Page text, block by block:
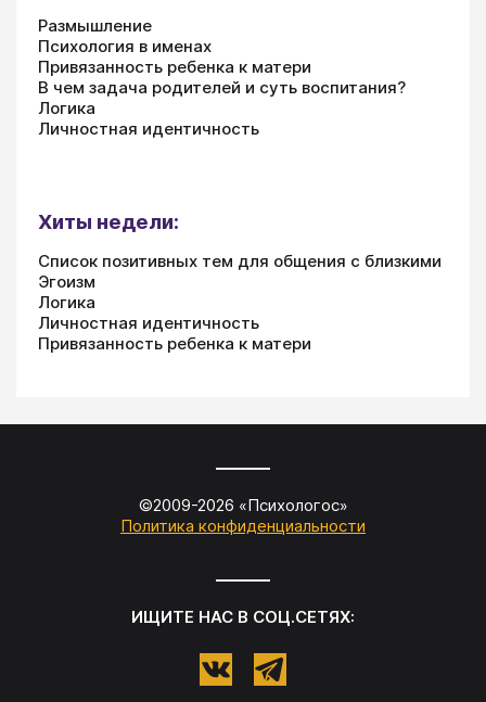
Размышление
Психология в именах
Привязанность ребенка к матери
В чем задача родителей и суть воспитания?
Логика
Личностная идентичность
Хиты недели:
Список позитивных тем для общения с близкими
Эгоизм
Логика
Личностная идентичность
Привязанность ребенка к матери
©2009-2026 «Психологос»
Политика конфиденциальности
ИЩИТЕ НАС В СОЦ.СЕТЯХ: